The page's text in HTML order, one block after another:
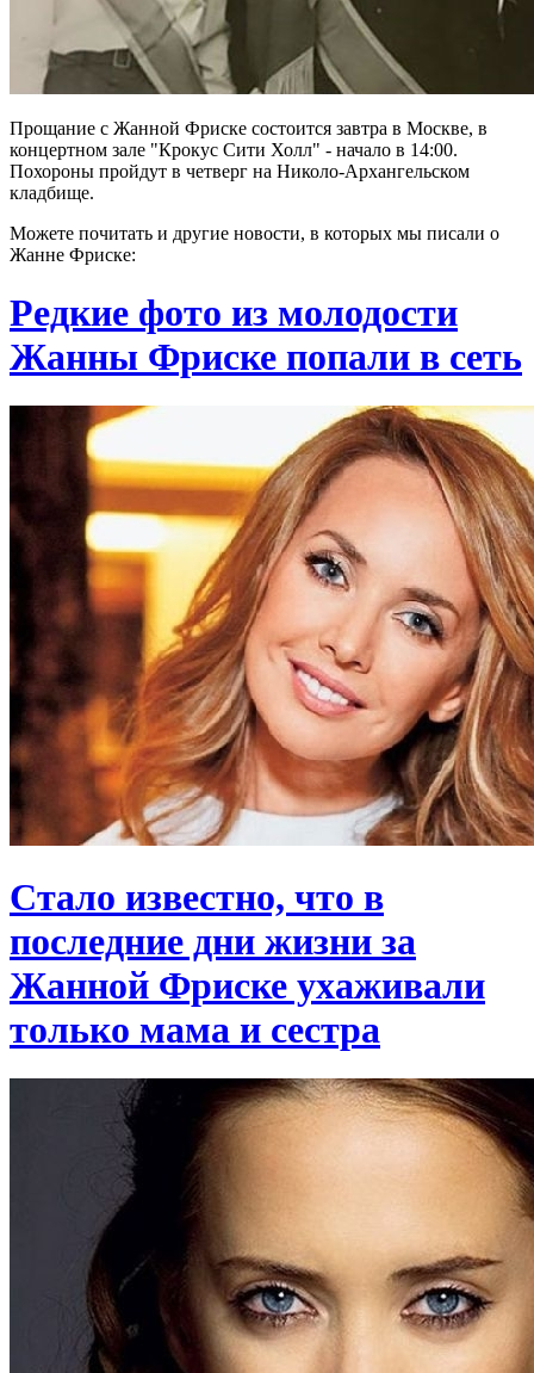
Прощание с Жанной Фриске состоится завтра в Москве, в
концертном зале "Крокус Сити Холл" - начало в 14:00.
Похороны пройдут в четверг на Николо-Архангельском
кладбище.
Можете почитать и другие новости, в которых мы писали о
Жанне Фриске:
Редкие фото из молодости
Жанны Фриске попали в сеть
Стало известно, что в
последние дни жизни за
Жанной Фриске ухаживали
только мама и сестра